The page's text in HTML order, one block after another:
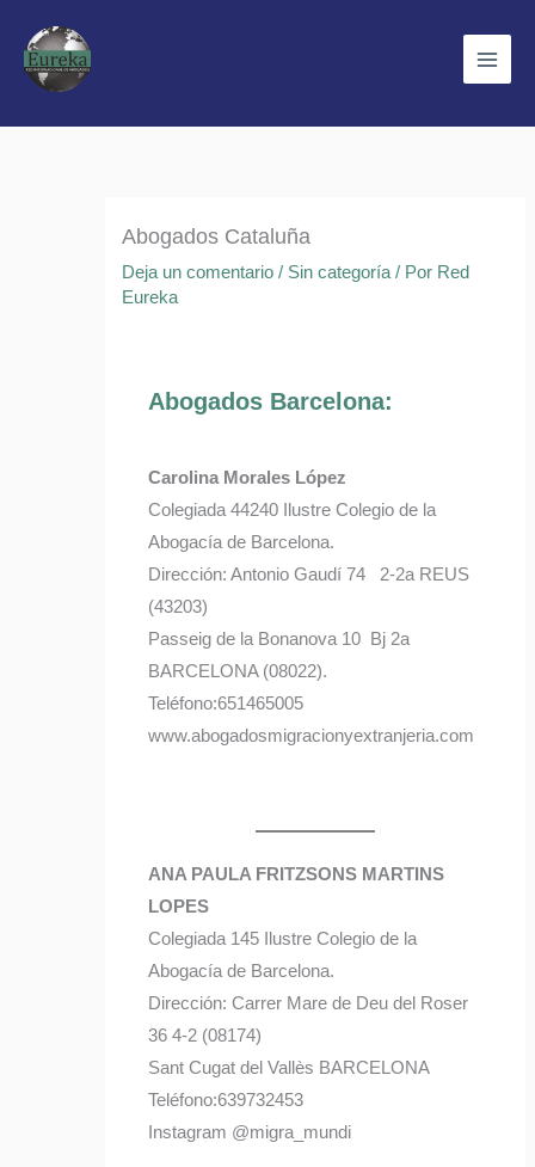
contenido
Abogados Cataluña
Deja un comentario / Sin categoría / Por Red
Eureka
Abogados Barcelona:
Carolina Morales López
Colegiada 44240 Ilustre Colegio de la
Abogacía de Barcelona.
Dirección: Antonio Gaudí 74 2-2a REUS
(43203)
Passeig de la Bonanova 10 Bj 2a
BARCELONA (08022).
Teléfono:651465005
www.abogadosmigracionyextranjeria.com
ANA PAULA FRITZSONS MARTINS
LOPES
Colegiada 145 Ilustre Colegio de la
Abogacía de Barcelona.
Dirección: Carrer Mare de Deu del Roser
36 4-2 (08174)
Sant Cugat del Vallès BARCELONA
Teléfono:639732453
Instagram @migra_mundi